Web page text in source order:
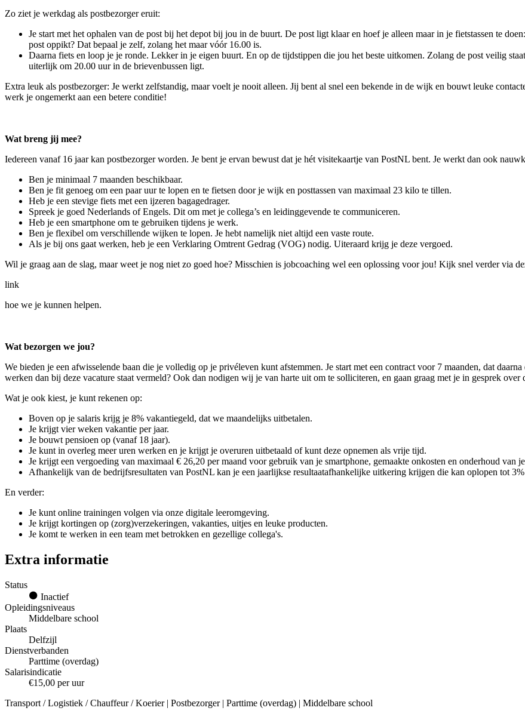
Zo ziet je werkdag als postbezorger eruit:
Je start met het ophalen van de post bij het depot bij jou in de buurt. De post ligt klaar en hoef je alleen maar in je fietstassen te
post oppikt? Dat bepaal je zelf, zolang het maar vóór 16.00 is.
Daarna fiets en loop je je ronde. Lekker in je eigen buurt. En op de tijdstippen die jou het beste uitkomen. Zolang de post veilig
uiterlijk om 20.00 uur in de brievenbussen ligt.
Extra leuk als postbezorger: Je werkt zelfstandig, maar voelt je nooit alleen. Jij bent al snel een bekende in de wijk en bouwt leuke
werk je ongemerkt aan een betere conditie!
Wat breng jij mee?
Iedereen vanaf 16 jaar kan postbezorger worden. Je bent je ervan bewust dat je hét visitekaartje van PostNL bent. Je werkt dan ook
Ben je minimaal 7 maanden beschikbaar.
Ben je fit genoeg om een paar uur te lopen en te fietsen door je wijk en posttassen van maximaal 23 kilo te tillen.
Heb je een stevige fiets met een ijzeren bagagedrager.
Spreek je goed Nederlands of Engels. Dit om met je collega’s en leidinggevende te communiceren.
Heb je een smartphone om te gebruiken tijdens je werk.
Ben je flexibel om verschillende wijken te lopen. Je hebt namelijk niet altijd een vaste route.
Als je bij ons gaat werken, heb je een Verklaring Omtrent Gedrag (VOG) nodig. Uiteraard krijg je deze vergoed.
Wil je graag aan de slag, maar weet je nog niet zo goed hoe? Misschien is jobcoaching wel een oplossing voor jou! Kijk snel verder via
link
hoe we je kunnen helpen.
Wat bezorgen we jou?
We bieden je een afwisselende baan die je volledig op je privéleven kunt afstemmen. Je start met een contract voor 7 maanden, dat
werken dan bij deze vacature staat vermeld? Ook dan nodigen wij je van harte uit om te solliciteren, en gaan graag met je in gesprek over
Wat je ook kiest, je kunt rekenen op:
Boven op je salaris krijg je 8% vakantiegeld, dat we maandelijks uitbetalen.
Je krijgt vier weken vakantie per jaar.
Je bouwt pensioen op (vanaf 18 jaar).
Je kunt in overleg meer uren werken en je krijgt je overuren uitbetaald of kunt deze opnemen als vrije tijd.
Je krijgt een vergoeding van maximaal € 26,20 per maand voor gebruik van je smartphone, gemaakte onkosten en onderhoud van
Afhankelijk van de bedrijfsresultaten van PostNL kan je een jaarlijkse resultaatafhankelijke uitkering krijgen die kan oplopen tot 3%
En verder:
Je kunt online trainingen volgen via onze digitale leeromgeving.
Je krijgt kortingen op (zorg)verzekeringen, vakanties, uitjes en leuke producten.
Je komt te werken in een team met betrokken en gezellige collega's.
Extra informatie
Status
Inactief
Opleidingsniveaus
Middelbare school
Plaats
Delfzijl
Dienstverbanden
Parttime (overdag)
Salarisindicatie
€15,00 per uur
Transport / Logistiek / Chauffeur / Koerier | Postbezorger | Parttime (overdag) | Middelbare school